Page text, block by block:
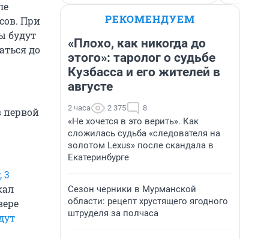
При
будут
до
первой
3
РЕКОМЕНДУЕМ
«Плохо, как никогда до
этого»: таролог о судьбе
Кузбасса и его жителей в
августе
2 часа 2 375 8
«Не хочется в это верить». Как
сложилась судьба «следователя на
золотом Lexus» после скандала в
Екатеринбурге
Сезон черники в Мурманской
области: рецепт хрустящего ягодного
штруделя за полчаса